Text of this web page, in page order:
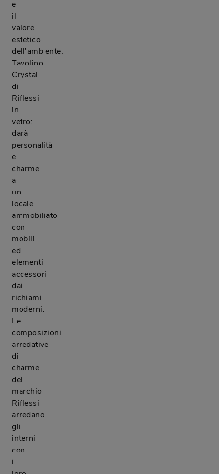
e
il
valore
estetico
dell'ambiente.
Tavolino
Crystal
di
Riflessi
in
vetro:
darà
personalità
e
charme
a
un
locale
ammobiliato
con
mobili
ed
elementi
accessori
dai
richiami
moderni.
Le
composizioni
arredative
di
charme
del
marchio
Riflessi
arredano
gli
interni
con
i